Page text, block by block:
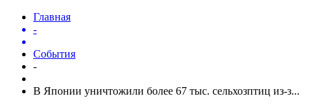
Главная
-
События
-
В Японии уничтожили более 67 тыс. сельхозптиц из-з...